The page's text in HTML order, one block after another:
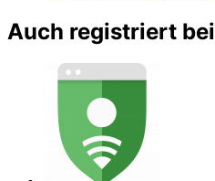
Auch registriert bei